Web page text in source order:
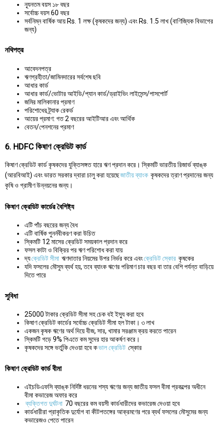
ন্যূনতম বয়স ১৮ বছর
সর্বোচ্চ বয়স 60 বছর
সর্বনিম্ন বার্ষিক আয় Rs. 1 লক্ষ (কৃষকদের জন্য) এবং Rs. 1.5 লাখ (বাণিজ্যিক বিভাগের
জন্য)
নথিপত্র
আবেদনপত্র
ঋণগ্রহীতা/জামিনদারের সর্বশেষ ছবি
আধার কার্ড
আধার কার্ড/ভোটার আইডি/প্যান কার্ড/ড্রাইভিং লাইসেন্স/পাসপোর্ট
জমির মালিকানার প্রমাণ
পরিশোধের ট্র্যাক রেকর্ড
আয়ের প্রমাণ: গত 2 বছরের আইটিআর এবং আর্থিক
বেতন/পেনশনের প্রমাণ
6. HDFC কিষাণ ক্রেডিট কার্ড
কিষাণ ক্রেডিট কার্ড কৃষকদের যুক্তিসঙ্গত হারে ঋণ প্রদান করে। স্কিমটি ভারতীয় রিজার্ভ ব্যাঙ্ক
(আরবিআই) এবং ভারত সরকার দ্বারা চালু করা হয়েছেজাতীয় ব্যাংক কৃষকদের ত্রাণ প্রদানের জন্য
কৃষি ও গ্রামীণ উন্নয়নের জন্য।
কিষাণ ক্রেডিট কার্ডের বৈশিষ্ট্য
এটি পাঁচ বছরের জন্য বৈধ
এটি বার্ষিক পুনর্নবীকরণ করা উচিত
স্কিমটি 12 মাসের ক্রেডিট সময়কাল প্রদান করে
ফসল কাটা ও বিক্রির পর ঋণ পরিশোধ করা যায়
দ্যক্রেডিট সীমা ঋণদাতার নিয়মের উপর নির্ভর করে এবংক্রেডিট স্কোর কৃষকের
যদি ফসলের মৌসুম ব্যর্থ হয়, তবে ব্যাংক ঋণের পরিমাণ চার বছর বা তার বেশি পর্যন্ত বাড়িয়ে
দিতে পারে
সুবিধা
25000 টাকার ক্রেডিট সীমা সহ চেক বই ইস্যু করা হবে
কিষাণ ক্রেডিট কার্ডের সর্বোচ্চ ক্রেডিট সীমা হল টাকা। ৩ লাখ
একজন কৃষক ঋণের অর্থ দিয়ে বীজ, সার, খামার সরঞ্জাম ক্রয় করতে পারেন
স্কিমটি গড়ে 9% পিএতে কম সুদের হার আকর্ষণ করে।
কৃষকদের সঙ্গে ভর্তুকি দেওয়া হবে কভাল ক্রেডিট স্কোর
কিষাণ ক্রেডিট কার্ড বীমা
এইচডিএফসি ব্যাঙ্ক নির্দিষ্ট ধরনের শস্য ঋণের জন্য জাতীয় ফসল বীমা প্রকল্পের অধীনে
বীমা কভারেজ অফার করে
ব্যক্তিগত দুর্ঘটনা 70 বছরের কম বয়সী কার্ডধারীদের কভারেজ দেওয়া হবে
কার্ডধারীরা প্রাকৃতিক দুর্যোগ বা কীটপতঙ্গের আক্রমণের পরে ব্যর্থ ফসলের মৌসুমের জন্য
কভারেজও পেতে পারেন